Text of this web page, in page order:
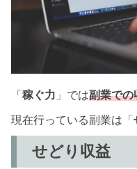
「 稼ぐ力 」では副業での
現在行っている副業は「
せどり収益